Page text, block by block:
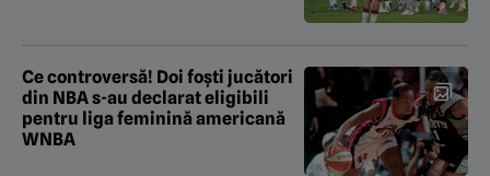
Ce controversă! Doi foști jucători
din NBA s-au declarat eligibili
pentru liga feminină americană
WNBA